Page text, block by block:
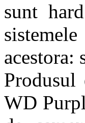
sunt
acestora:
WD